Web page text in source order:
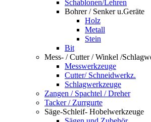
Schablonen/Lehren
Bohrer / Senker u.Geräte
Holz
Metall
Stein
Bit
Mess- / Cutter / Winkel /
Messwerkzeuge
Cutter/ Schneidwerkz.
Schlagwerkzeuge
Zangen / Spachtel / Dreher
Tacker / Zurrgurte
Säge-Schleif- Hobelwerkzeuge